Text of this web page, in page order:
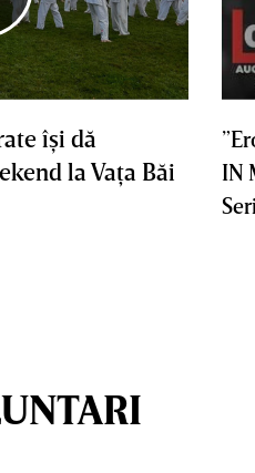
îşi dă
la Vaţa Băi
IN